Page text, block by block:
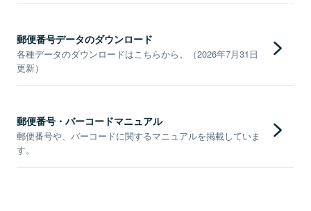
郵便番号データのダウンロード
各種データのダウンロードはこちらから。（2026年7月31日
更新）
郵便番号・バーコードマニュアル
郵便番号や、バーコードに関するマニュアルを掲載していま
す。